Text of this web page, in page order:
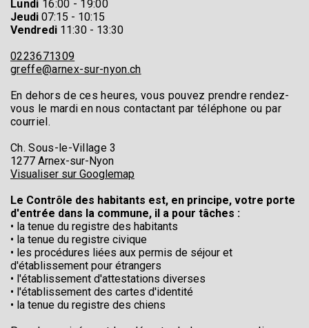
Lundi 16:00 - 19:00
Jeudi 07:15 - 10:15
Vendredi 11:30 - 13:30
0223671309
greffe@arnex-sur-nyon.ch
En dehors de ces heures, vous pouvez prendre rendez-
vous le mardi en nous contactant par téléphone ou par
courriel.
Ch. Sous-le-Village 3
1277 Arnex-sur-Nyon
Visualiser sur Googlemap
Le Contrôle des habitants est, en principe, votre porte
d'entrée dans la commune, il a pour tâches :
• la tenue du registre des habitants
• la tenue du registre civique
• les procédures liées aux permis de séjour et
d'établissement pour étrangers
• l'établissement d'attestations diverses
• l'établissement des cartes d'identité
• la tenue du registre des chiens